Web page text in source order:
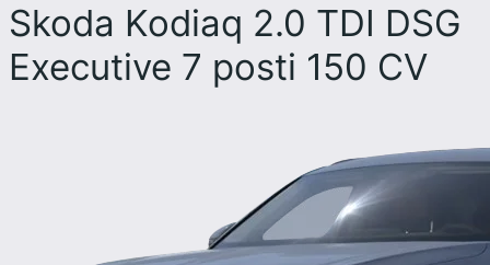
Skoda Kodiaq 2.0 TDI DSG
Executive 7 posti 150 CV